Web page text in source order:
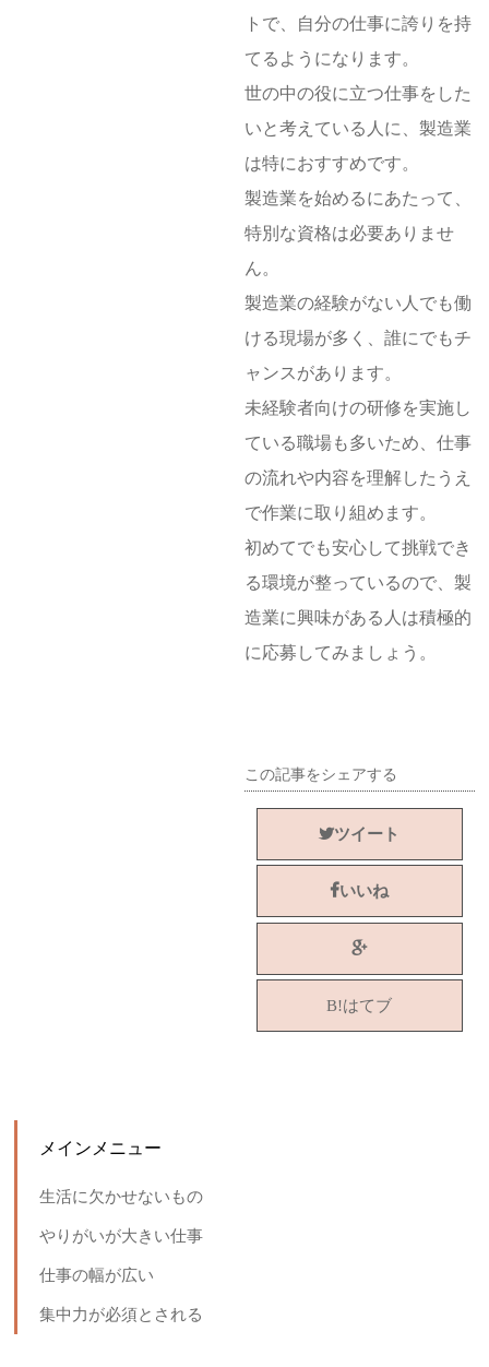
トで、自分の仕事に誇りを持
てるようになります。
世の中の役に立つ仕事をした
いと考えている人に、製造業
は特におすすめです。
製造業を始めるにあたって、
特別な資格は必要ありませ
ん。
製造業の経験がない人でも働
ける現場が多く、誰にでもチ
ャンスがあります。
未経験者向けの研修を実施し
ている職場も多いため、仕事
の流れや内容を理解したうえ
で作業に取り組めます。
初めてでも安心して挑戦でき
る環境が整っているので、製
造業に興味がある人は積極的
に応募してみましょう。
この記事をシェアする
ツイート
いいね
B!はてブ
メインメニュー
生活に欠かせないもの
やりがいが大きい仕事
仕事の幅が広い
集中力が必須とされる